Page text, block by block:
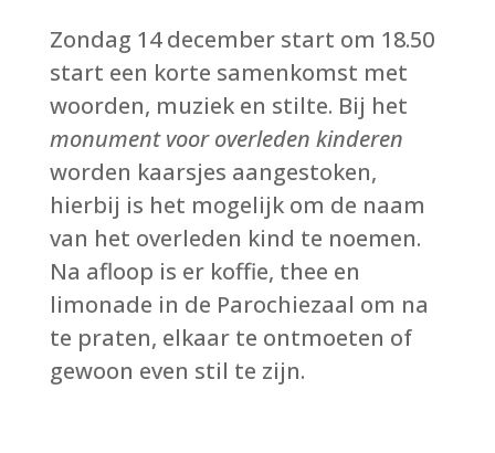
Zondag 14 december start om 18.50
start een korte samenkomst met
woorden, muziek en stilte. Bij het
monument voor overleden kinderen
worden kaarsjes aangestoken,
hierbij is het mogelijk om de naam
van het overleden kind te noemen.
Na afloop is er koffie, thee en
limonade in de Parochiezaal om na
te praten, elkaar te ontmoeten of
gewoon even stil te zijn.